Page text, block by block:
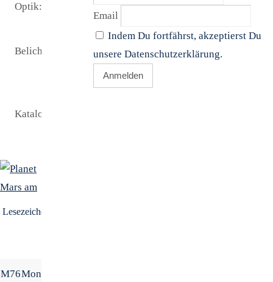
Optik:
C-14
Teleskop
Belichtungszeit:
Stack 10%
Bilder von
1029 Lights
Katalogname:
Lesezeichen
M76Mond
Email
Indem Du fortfährst, akzeptierst Du
unsere Datenschutzerklärung.